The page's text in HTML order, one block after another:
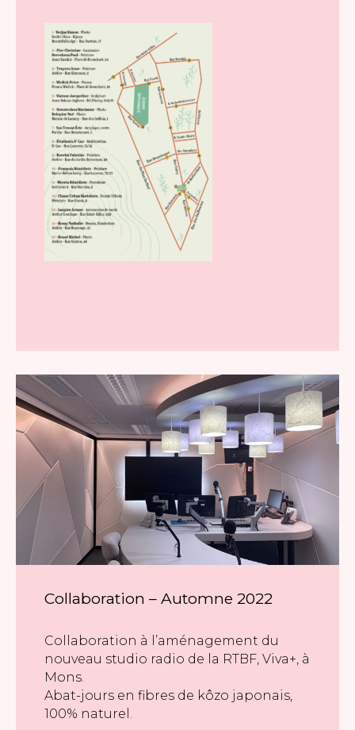
Collaboration – Automne 2022
Collaboration à l’aménagement du
nouveau studio radio de la RTBF, Viva+, à
Mons.
Abat-jours en fibres de kôzo japonais,
100% naturel.